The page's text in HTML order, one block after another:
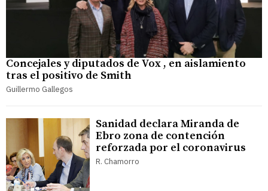
Concejales y diputados de Vox , en aislamiento
tras el positivo de Smith
Guillermo Gallegos
Sanidad declara Miranda de
Ebro zona de contención
reforzada por el coronavirus
R. Chamorro